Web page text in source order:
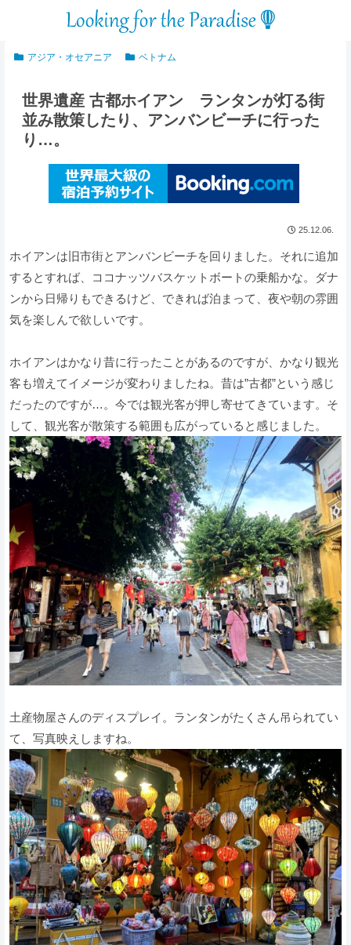
アジア・オセアニア ベトナム
世界遺産 古都ホイアン ランタンが灯る街
並み散策したり、アンバンビーチに行った
り…。
25.12.06.
ホイアンは旧市街とアンバンビーチを回りました。それに追加
するとすれば、ココナッツバスケットボートの乗船かな。ダナ
ンから日帰りもできるけど、できれば泊まって、夜や朝の雰囲
気を楽しんで欲しいです。
ホイアンはかなり昔に行ったことがあるのですが、かなり観光
客も増えてイメージが変わりましたね。昔は”古都”という感じ
だったのですが…。今では観光客が押し寄せてきています。そ
して、観光客が散策する範囲も広がっていると感じました。
土産物屋さんのディスプレイ。ランタンがたくさん吊られてい
て、写真映えしますね。